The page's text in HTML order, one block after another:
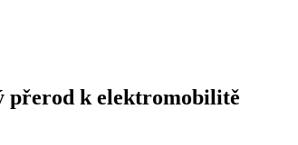
přerod k elektromobilitě